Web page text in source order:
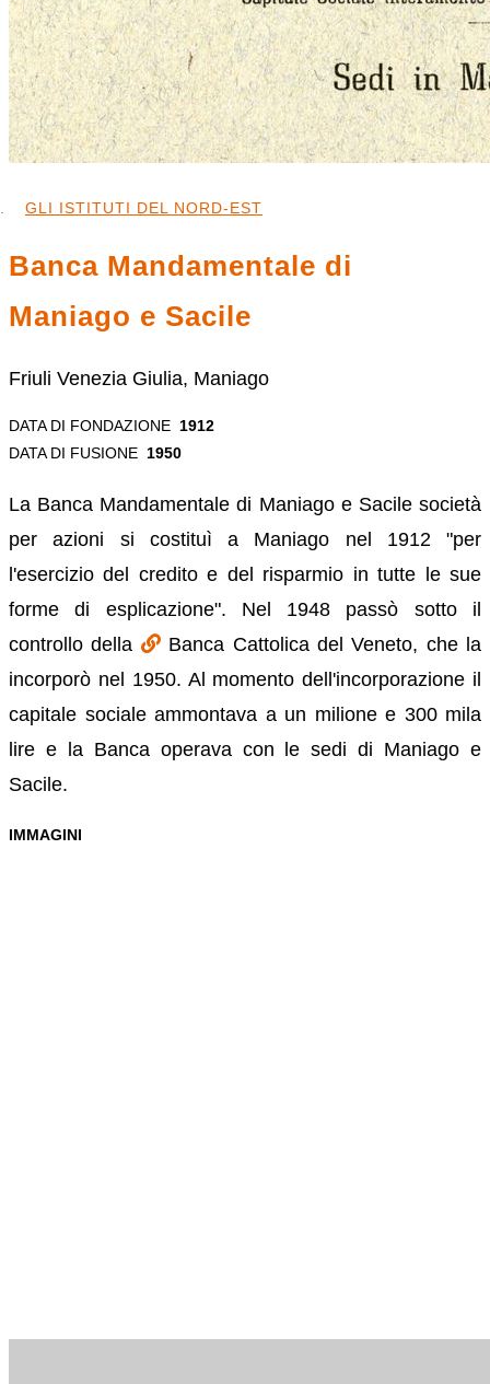
GLI ISTITUTI DEL NORD-EST
Banca Mandamentale di
Maniago e Sacile
Friuli Venezia Giulia, Maniago
DATA DI FONDAZIONE 1912
DATA DI FUSIONE 1950
La Banca Mandamentale di Maniago e Sacile società
per azioni si costituì a Maniago nel 1912 "per
l'esercizio del credito e del risparmio in tutte le sue
forme di esplicazione". Nel 1948 passò sotto il
controllo della
Banca Cattolica del Veneto, che la
incorporò nel 1950. Al momento dell'incorporazione il
capitale sociale ammontava a un milione e 300 mila
lire e la Banca operava con le sedi di Maniago e
Sacile.
IMMAGINI